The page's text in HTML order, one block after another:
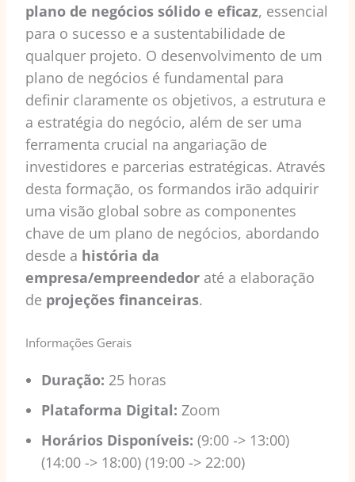
plano de negócios sólido e eficaz, essencial
para o sucesso e a sustentabilidade de
qualquer projeto. O desenvolvimento de um
plano de negócios é fundamental para
definir claramente os objetivos, a estrutura e
a estratégia do negócio, além de ser uma
ferramenta crucial na angariação de
investidores e parcerias estratégicas. Através
desta formação, os formandos irão adquirir
uma visão global sobre as componentes
chave de um plano de negócios, abordando
desde a história da
empresa/empreendedoraté a elaboração
de projeções financeiras.
Informações Gerais
Duração: 25 horas
Plataforma Digital: Zoom
Horários Disponíveis: (9:00 -> 13:00)
(14:00 -> 18:00) (19:00 -> 22:00)